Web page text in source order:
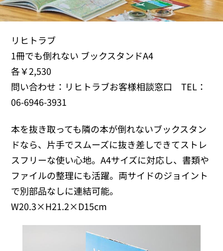
リヒトラブ
1冊でも倒れない ブックスタンドA4
各￥2,530
問い合わせ：リヒトラブお客様相談窓口 TEL：
06-6946-3931
本を抜き取っても隣の本が倒れないブックスタン
ドなら、片手でスムーズに抜き差しできてストレ
スフリーな使い心地。A4サイズに対応し、書類や
ファイルの整理にも活躍。両サイドのジョイント
で別部品なしに連結可能。
W20.3×H21.2×D15cm